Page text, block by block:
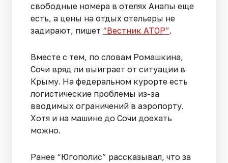
свободные номера в отелях Анапы еще
есть, а цены на отдых отельеры не
задирают, пишет “Вестник АТОР”.
Вместе с тем, по словам Ромашкина,
Сочи вряд ли выиграет от ситуации в
Крыму. На федеральном курорте есть
логистические проблемы из-за
вводимых ограничений в аэропорту.
Хотя и на машине до Сочи доехать
можно.
Ранее “Югополис” рассказывал, что за